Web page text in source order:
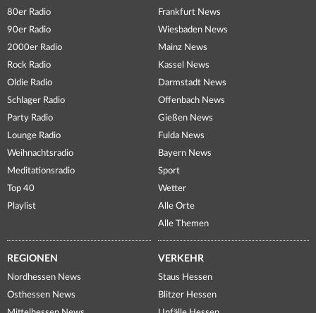
80er Radio
90er Radio
2000er Radio
Rock Radio
Oldie Radio
Schlager Radio
Party Radio
Lounge Radio
Weihnachtsradio
Meditationsradio
Top 40
Playlist
Frankfurt News
Wiesbaden News
Mainz News
Kassel News
Darmstadt News
Offenbach News
Gießen News
Fulda News
Bayern News
Sport
Wetter
Alle Orte
Alle Themen
REGIONEN
Nordhessen News
Osthessen News
VERKEHR
Staus Hessen
Blitzer Hessen